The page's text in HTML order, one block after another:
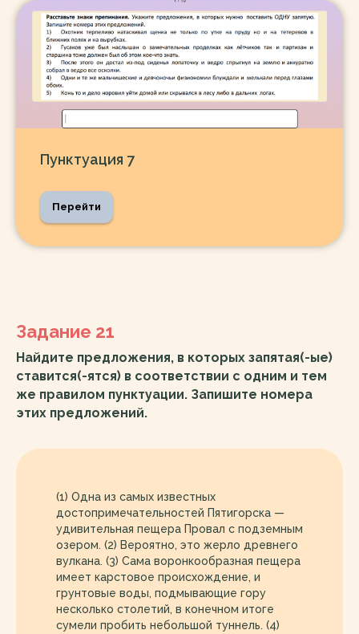
Пунктуация 7
Перейти
Задание 21
Найдите предложения, в которых запятая(-ые)
ставится(-ятся) в соответствии с одним и тем
же правилом пунктуации. Запишите номера
этих предложений.
(1) Одна из самых известных
достопримечательностей Пятигорска —
удивительная пещера Провал с подземным
озером. (2) Вероятно, это жерло древнего
вулкана. (3) Сама воронкообразная пещера
имеет карстовое происхождение, и
грунтовые воды, подмывающие гору
несколько столетий, в конечном итоге
сумели пробить небольшой туннель. (4)